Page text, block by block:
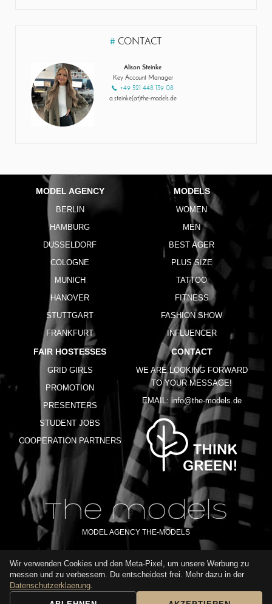
# CONTACT
Alison Steinke
Key Account Manager
+49 521 448 139 08
a.steinke(at)the-models.de
MODEL AGENCY
BERLIN
HAMBURG
DUSSELDORF
COLOGNE
MUNICH
HANOVER
STUTTGART
FRANKFURT
MODELS
WOMEN
MEN
BEST AGER
PLUS SIZE
TATTOO
FITNESS
FASHION SHOW
INFLUENCER
FAIR HOSTESSES
GRID GIRLS
PROMOTION
PRESENTERS
STUDENT JOBS
COOPERATION PARTNERS
CONTACT
WE ARE LOOKING FORWARD
TO YOUR MESSAGE!
EMAIL: info@the-models.de
MODEL AGENCY THE-MODELS
IMPRINT GTC PRIVACY POLICY TERMS OF USE FAQ
Wir verwenden Cookies und den Meta-Pixel, um unsere Werbung zu
messen und zu verbessern. Du entscheidest frei. Mehr dazu in der
Datenschutzerklaerung.